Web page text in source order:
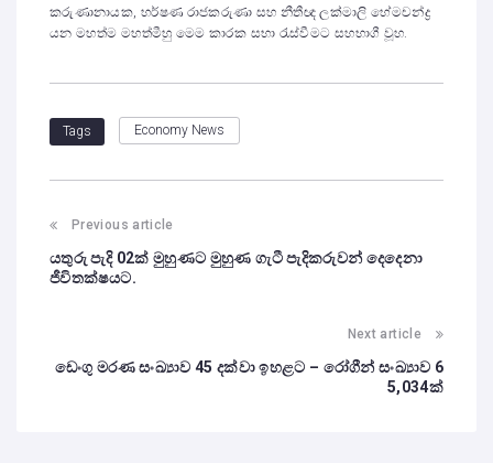
කරුණානායක, හර්ෂණ රාජකරුණා සහ නීතීඥ ලක්මාලි හේමචන්ද්‍ර
යන මහත්ම මහත්මීහු මෙම කාරක සභා රැස්වීමට සහභාගී වූහ.
Tags Economy News
Previous article
යතුරු පැදි 02ක් මුහුණට මුහුණ ගැටී පැදිකරුවන් දෙදෙනා
ජීවිතක්ෂයට.
Next article
ඩෙංගු මරණ සංඛ්‍යාව 45 දක්වා ඉහළට – රෝගීන් සංඛ්‍යාව 6
5,034ක්